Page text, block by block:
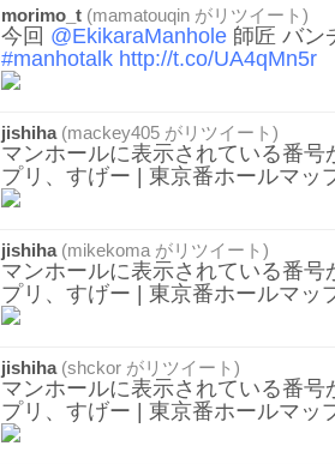
morimo_t (mamatouqin がリツイート)
今回 @EkikaraManhole 師匠 バン
#manhotalk http://t.co/UA4qMn5r
jishiha(mackey405 がリツイート)
マンホールに表示されている番
プリ、すげー | 東京番ホールマッ
jishiha(mikekoma がリツイート)
マンホールに表示されている番
プリ、すげー | 東京番ホールマッ
jishiha(shckor がリツイート)
マンホールに表示されている番
プリ、すげー | 東京番ホールマッ